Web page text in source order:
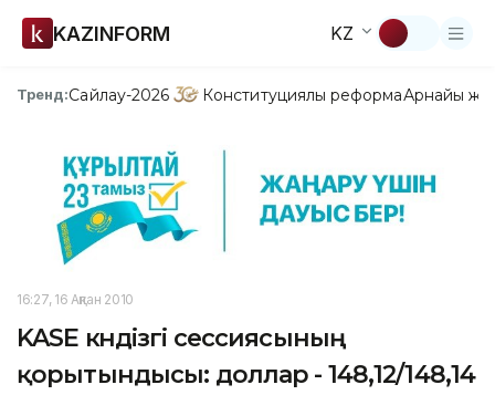
KAZINFORM KZ
Тренд:Сайлау-2026 Конституциялық реформаАрнайы
16:27, 16 Ақпан 2010
KASE күндізгі сессиясының
қорытындысы: доллар - 148,12/148,14